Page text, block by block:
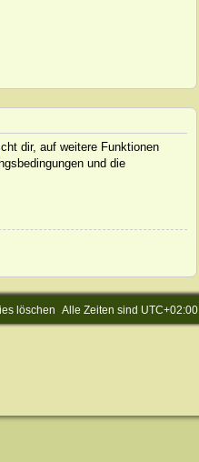
dir, auf weitere Funktionen
und die
Alle Zeiten sind UTC+02:00
löschen